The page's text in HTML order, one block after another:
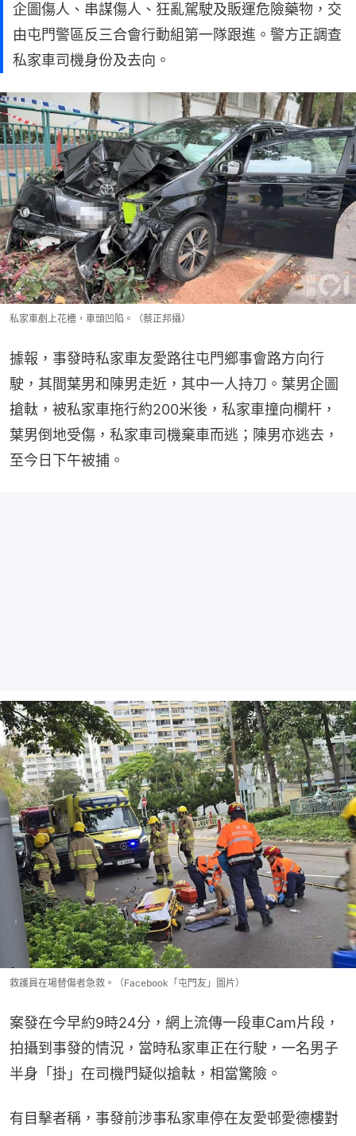
企圖傷人、串謀傷人、狂亂駕駛及販運危險藥物，交
由屯門警區反三合會行動組第一隊跟進。警方正調查
私家車司機身份及去向。
私家車剷上花槽，車頭凹陷。（蔡正邦攝）
據報，事發時私家車友愛路往屯門鄉事會路方向行
駛，其間葉男和陳男走近，其中一人持刀。葉男企圖
搶軚，被私家車拖行約200米後，私家車撞向欄杆，
葉男倒地受傷，私家車司機棄車而逃；陳男亦逃去，
至今日下午被捕。
救護員在場替傷者急救。（Facebook「屯門友」圖片）
案發在今早約9時24分，網上流傳一段車Cam片段，
拍攝到事發的情況，當時私家車正在行駛，一名男子
半身「掛」在司機門疑似搶軚，相當驚險。
有目擊者稱，事發前涉事私家車停在友愛邨愛德樓對